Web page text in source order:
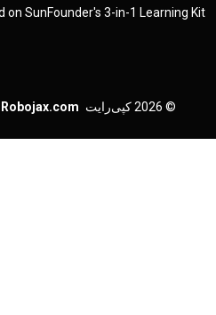
on SunFounder's 3-in-1 Learning Kit
© 2026 کپی‌رایت Robojax.com